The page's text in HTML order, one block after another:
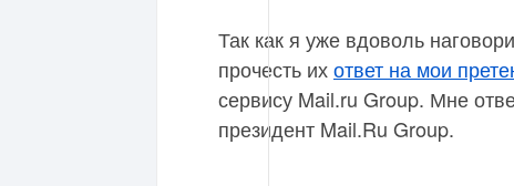
Так как я уже вдоволь
прочесть ихответ на мои
сервису Mail.ru Group. Мне
президент Mail.Ru Group.